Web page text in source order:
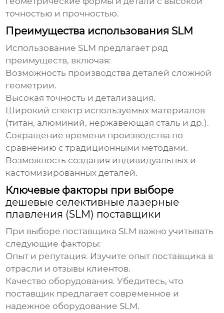
точностью и прочностью.
Преимущества использования SLM
Использование SLM предлагает ряд
преимуществ, включая:
Возможность производства деталей сложной
геометрии.
Высокая точность и детализация.
Широкий спектр используемых материалов
(титан, алюминий, нержавеющая сталь и др.).
Сокращение времени производства по
сравнению с традиционными методами.
Возможность создания индивидуальных и
кастомизированных деталей.
Ключевые факторы при выборе
дешевые селективные лазерные
плавления (SLM) поставщики
При выборе поставщика SLM важно учитывать
следующие факторы:
Опыт и репутация. Изучите опыт поставщика в
отрасли и отзывы клиентов.
Качество оборудования. Убедитесь, что
поставщик предлагает современное и
надежное оборудование SLM.